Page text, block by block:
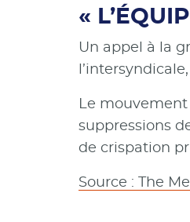
«
Un appel à la
Le
suppressions
de crispation
Source : The